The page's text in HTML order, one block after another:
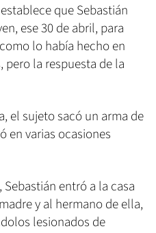
que Sebastián
ese 30 de abril, para
lo había hecho en
pero la respuesta de la
el sujeto sacó un arma de
en varias ocasiones
entró a la casa
y al hermano de ella,
lesionados de